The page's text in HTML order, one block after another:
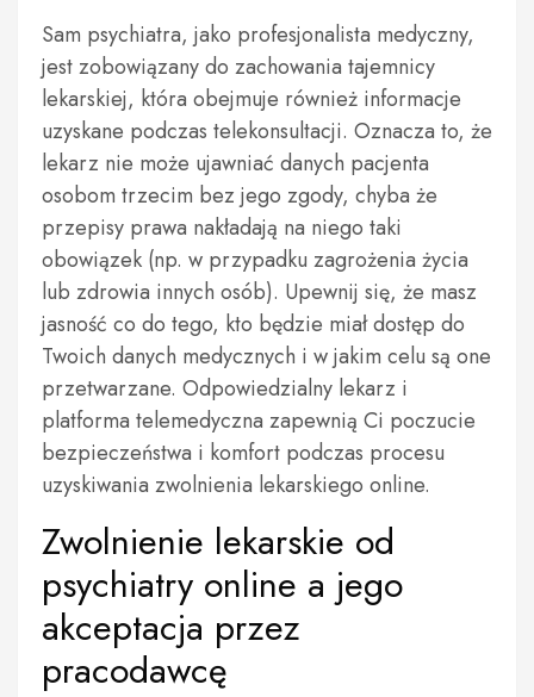
Sam psychiatra, jako profesjonalista medyczny,
jest zobowiązany do zachowania tajemnicy
lekarskiej, która obejmuje również informacje
uzyskane podczas telekonsultacji. Oznacza to, że
lekarz nie może ujawniać danych pacjenta
osobom trzecim bez jego zgody, chyba że
przepisy prawa nakładają na niego taki
obowiązek (np. w przypadku zagrożenia życia
lub zdrowia innych osób). Upewnij się, że masz
jasność co do tego, kto będzie miał dostęp do
Twoich danych medycznych i w jakim celu są one
przetwarzane. Odpowiedzialny lekarz i
platforma telemedyczna zapewnią Ci poczucie
bezpieczeństwa i komfort podczas procesu
uzyskiwania zwolnienia lekarskiego online.
Zwolnienie lekarskie od
psychiatry online a jego
akceptacja przez
pracodawcę